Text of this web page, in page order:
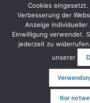
© FunShop Wien -
Datenschutzerklärung
Cookies
Verbesserung der
Anzeige
Einwilligung verwendet.
jederzeit zu
unserer
Nur